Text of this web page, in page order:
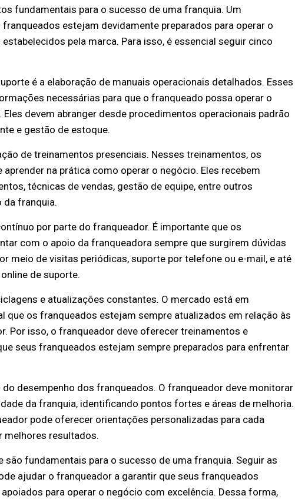
fundamentais para o sucesso de uma franquia. Um
estejam devidamente preparados para operar o
pela marca. Para isso, é essencial seguir cinco
é a elaboração de manuais operacionais detalhados. Esses
necessárias para que o franqueado possa operar o
devem abranger desde procedimentos operacionais padrão
e gestão de estoque.
de treinamentos presenciais. Nesses treinamentos, os
na prática como operar o negócio. Eles recebem
técnicas de vendas, gestão de equipe, entre outros
da franquia.
por parte do franqueador. É importante que os
com o apoio da franqueadora sempre que surgirem dúvidas
meio de visitas periódicas, suporte por telefone ou e-mail, e até
de suporte.
e atualizações constantes. O mercado está em
que os franqueados estejam sempre atualizados em relação às
Por isso, o franqueador deve oferecer treinamentos e
seus franqueados estejam sempre preparados para enfrentar
do desempenho dos franqueados. O franqueador deve monitorar
da franquia, identificando pontos fortes e áreas de melhoria.
pode oferecer orientações personalizadas para cada
melhores resultados.
são fundamentais para o sucesso de uma franquia. Seguir as
ajudar o franqueador a garantir que seus franqueados
para operar o negócio com excelência. Dessa forma,
De Oliveira - Ld, 2211 - Sala